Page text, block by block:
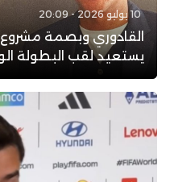
10 يوليو 2026 - 20:09
القادوري وبصمة
يستعيد لقب البطولة